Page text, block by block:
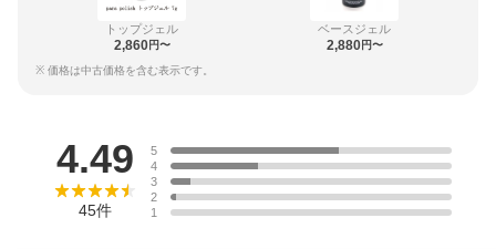
トップジェル
2,860円〜
ベースジェル
2,880円〜
※ 価格は中古価格を含む表示です。
4.49
45件
5
4
3
2
1